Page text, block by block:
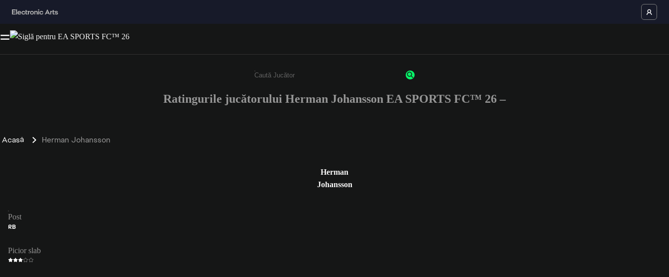
Enter a minimum of 3 characters or numbers
Ratingurile jucătorului Herman Johansson EA SPORTS FC™ 26 –
Acasă Herman Johansson
Herman
Johansson
Post
RB
Picior slab